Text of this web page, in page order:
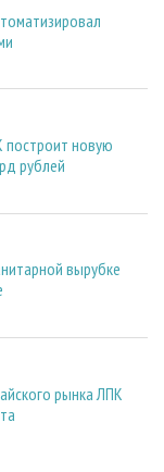
построит новую
рублей
вырубке
рынка ЛПК